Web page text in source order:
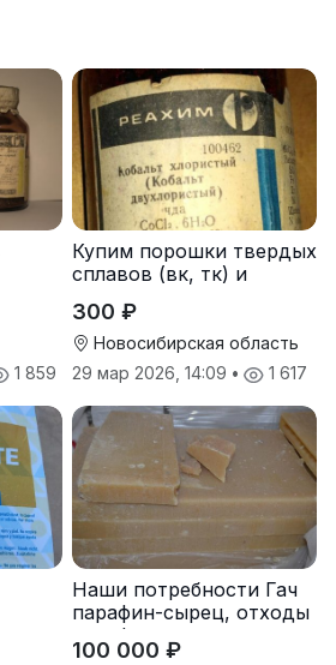
1 859
Купим порошки твердых
сплавов (вк, тк) и
300 ₽
Новосибирская область
29 мар 2026, 14:09 • 1 617
Наши потребности Гач
парафин-сырец, отходы
парафина
100 000 ₽